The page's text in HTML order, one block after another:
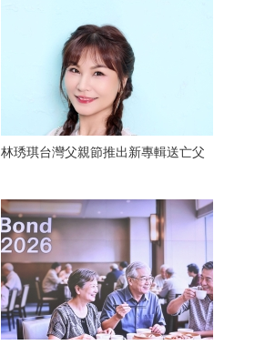
林琇琪台灣父親節推出新專輯送亡父